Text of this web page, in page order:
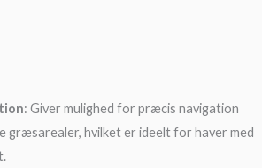
: Giver mulighed for præcis navigation
græsarealer, hvilket er ideelt for haver med